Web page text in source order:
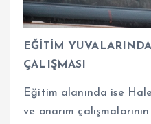
EĞİTİM
ÇALIŞMASI
Eğitim alanında ise
ve onarım